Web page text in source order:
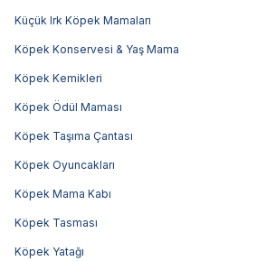
Küçük Irk Köpek Mamaları
Köpek Konservesi & Yaş Mama
Köpek Kemikleri
Köpek Ödül Maması
Köpek Taşıma Çantası
Köpek Oyuncakları
Köpek Mama Kabı
Köpek Tasması
Köpek Yatağı